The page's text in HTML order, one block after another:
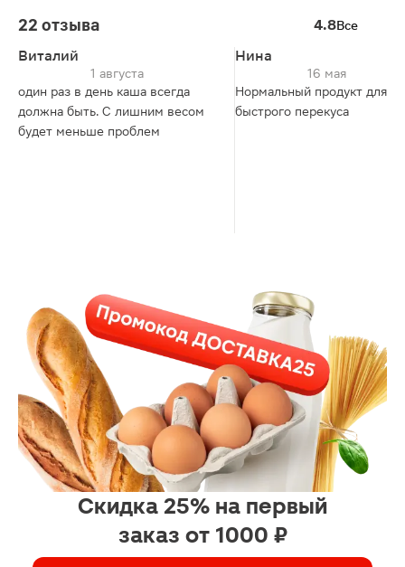
22 отзыва 4.8Все
Виталий
1 августа
один раз в день каша всегда
должна быть. С лишним весом
будет меньше проблем
Нина
16 мая
Нормальный продукт для
быстрого перекуса
Скидка 25% на первый
заказ от 1000 ₽